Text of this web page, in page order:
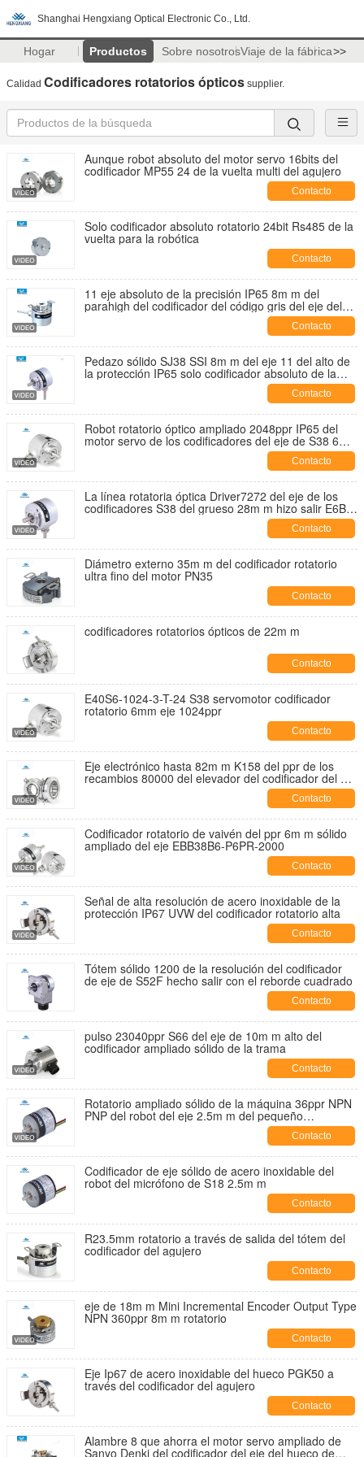
Shanghai Hengxiang Optical Electronic Co., Ltd.
Hogar Productos Sobre nosotrosViaje de la fábrica>>
Calidad Codificadores rotatorios ópticos supplier.
Aunque robot absoluto del motor servo 16bits del
codificador MP55 24 de la vuelta multi del agujero
Contacto
Solo codificador absoluto rotatorio 24bit Rs485 de la
vuelta para la robótica
Contacto
11 eje absoluto de la precisión IP65 8m m del
parahigh del codificador del código gris del eje del
Contacto
Pedazo sólido SJ38 SSI 8m m del eje 11 del alto de
la protección IP65 solo codificador absoluto de la
Contacto
Robot rotatorio óptico ampliado 2048ppr IP65 del
motor servo de los codificadores del eje de S38 6m
Contacto
La línea rotatoria óptica Driver7272 del eje de los
codificadores S38 del grueso 28m m hizo salir E6B2-
Contacto
Diámetro externo 35m m del codificador rotatorio
ultra fino del motor PN35
Contacto
codificadores rotatorios ópticos de 22m m
Contacto
E40S6-1024-3-T-24 S38 servomotor codificador
rotatorio 6mm eje 1024ppr
Contacto
Eje electrónico hasta 82m m K158 del ppr de los
recambios 80000 del elevador del codificador del eje
Contacto
Codificador rotatorio de vaivén del ppr 6m m sólido
ampliado del eje EBB38B6-P6PR-2000
Contacto
Señal de alta resolución de acero inoxidable de la
protección IP67 UVW del codificador rotatorio alta
Contacto
Tótem sólido 1200 de la resolución del codificador
de eje de S52F hecho salir con el reborde cuadrado
Contacto
pulso 23040ppr S66 del eje de 10m m alto del
codificador ampliado sólido de la trama
Contacto
Rotatorio ampliado sólido de la máquina 36ppr NPN
PNP del robot del eje 2.5m m del pequeño
Contacto
Codificador de eje sólido de acero inoxidable del
robot del micrófono de S18 2.5m m
Contacto
R23.5mm rotatorio a través de salida del tótem del
codificador del agujero
Contacto
eje de 18m m Mini Incremental Encoder Output Type
NPN 360ppr 8m m rotatorio
Contacto
Eje Ip67 de acero inoxidable del hueco PGK50 a
través del codificador del agujero
Contacto
Alambre 8 que ahorra el motor servo ampliado de
Sanyo Denki del codificador del eje del hueco de